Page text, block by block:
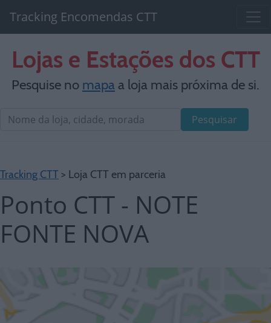
Tracking Encomendas CTT
Lojas e Estações dos CTT
Pesquise no mapaa loja mais próxima de si.
Pesquisar
Tracking CTT > Loja CTT em parceria
Ponto CTT - NOTE
FONTE NOVA